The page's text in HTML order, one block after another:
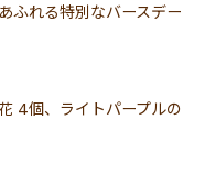
ふれる特別なバースデー
4個、ライトパープルの